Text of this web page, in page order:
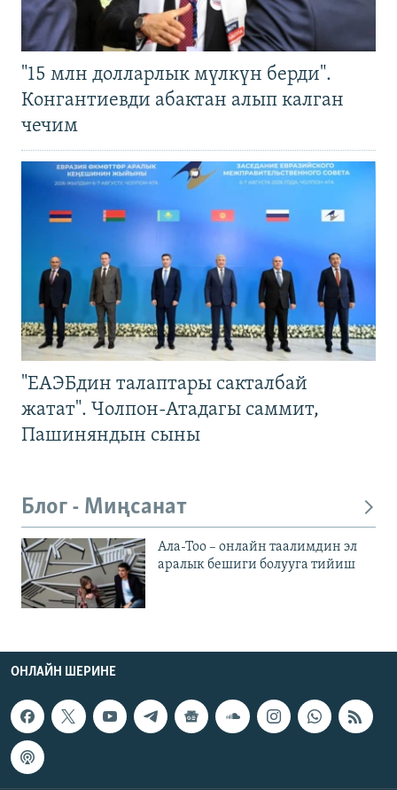
"15 млн долларлык мүлкүн берди".
Конгантиевди абактан алып калган
чечим
"ЕАЭБдин талаптары сакталбай
жатат". Чолпон-Атадагы саммит,
Пашиняндын сыны
Блог - Миңсанат
Ала-Тоо – онлайн таалимдин эл
аралык бешиги болууга тийиш
ОНЛАЙН ШЕРИНЕ